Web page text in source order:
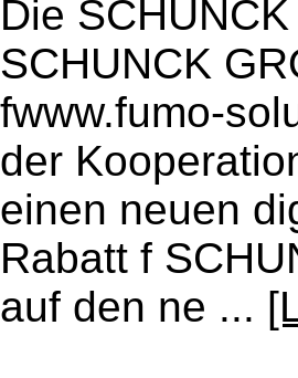
Die
SCHUNCK
fwww.fumo-
der
einen neuen
Rabatt f
auf den ne ...